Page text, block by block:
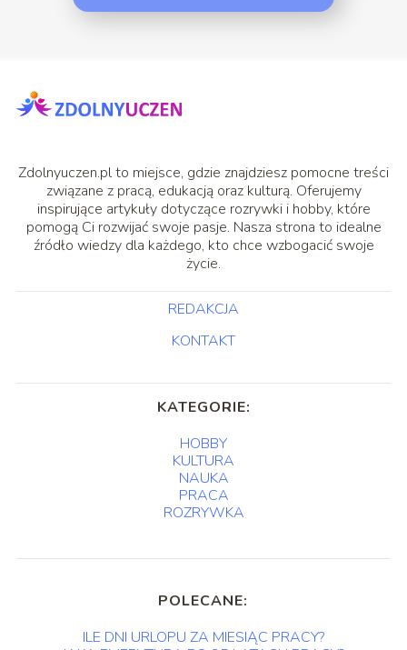
Zdolnyuczen.pl to miejsce, gdzie znajdziesz pomocne treści
związane z pracą, edukacją oraz kulturą. Oferujemy
inspirujące artykuły dotyczące rozrywki i hobby, które
pomogą Ci rozwijać swoje pasje. Nasza strona to idealne
źródło wiedzy dla każdego, kto chce wzbogacić swoje
życie.
REDAKCJA
KONTAKT
KATEGORIE:
HOBBY
KULTURA
NAUKA
PRACA
ROZRYWKA
POLECANE:
ILE DNI URLOPU ZA MIESIĄC PRACY?